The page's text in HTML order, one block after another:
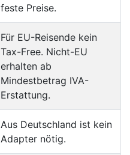
feste Preise.
Für EU-Reisende kein
Tax-Free. Nicht-EU
erhalten ab
Mindestbetrag IVA-
Erstattung.
Aus Deutschland ist kein
Adapter nötig.